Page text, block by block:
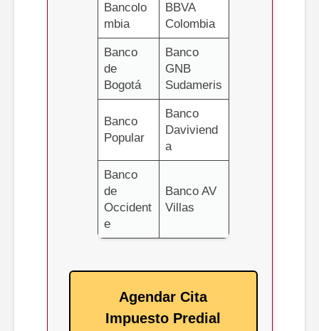
Bancolo
mbia
BBVA
Colombia
Banco
de
Bogotá
Banco
GNB
Sudameris
Banco
Popular
Banco
Daviviend
a
Banco
de
Occident
e
Banco AV
Villas
Agendar Cita
Impuesto Predial